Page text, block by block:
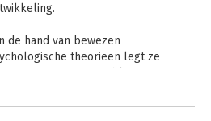
de hand van bewezen
theorieën legt ze
leidraad; de talenten en kwaliteiten
door Manon